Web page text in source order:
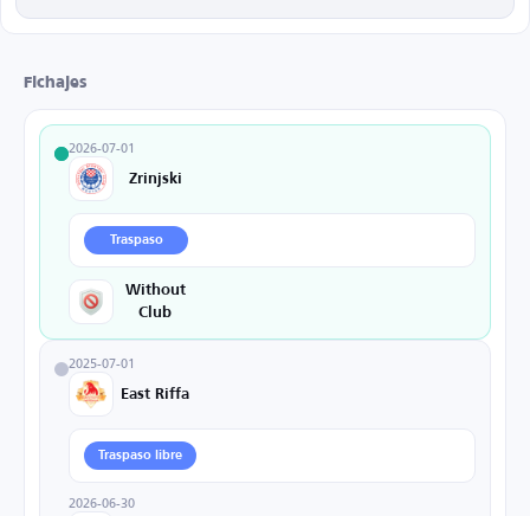
Fichajes
2026-07-01
Zrinjski
Traspaso
Without
Club
2025-07-01
East Riffa
Traspaso libre
2026-06-30